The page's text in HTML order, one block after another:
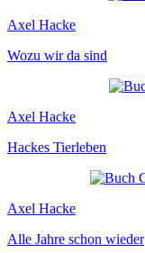
Axel Hacke
Wozu wir da sind
Axel Hacke
Hackes Tierleben
Axel Hacke
Alle Jahre schon wieder